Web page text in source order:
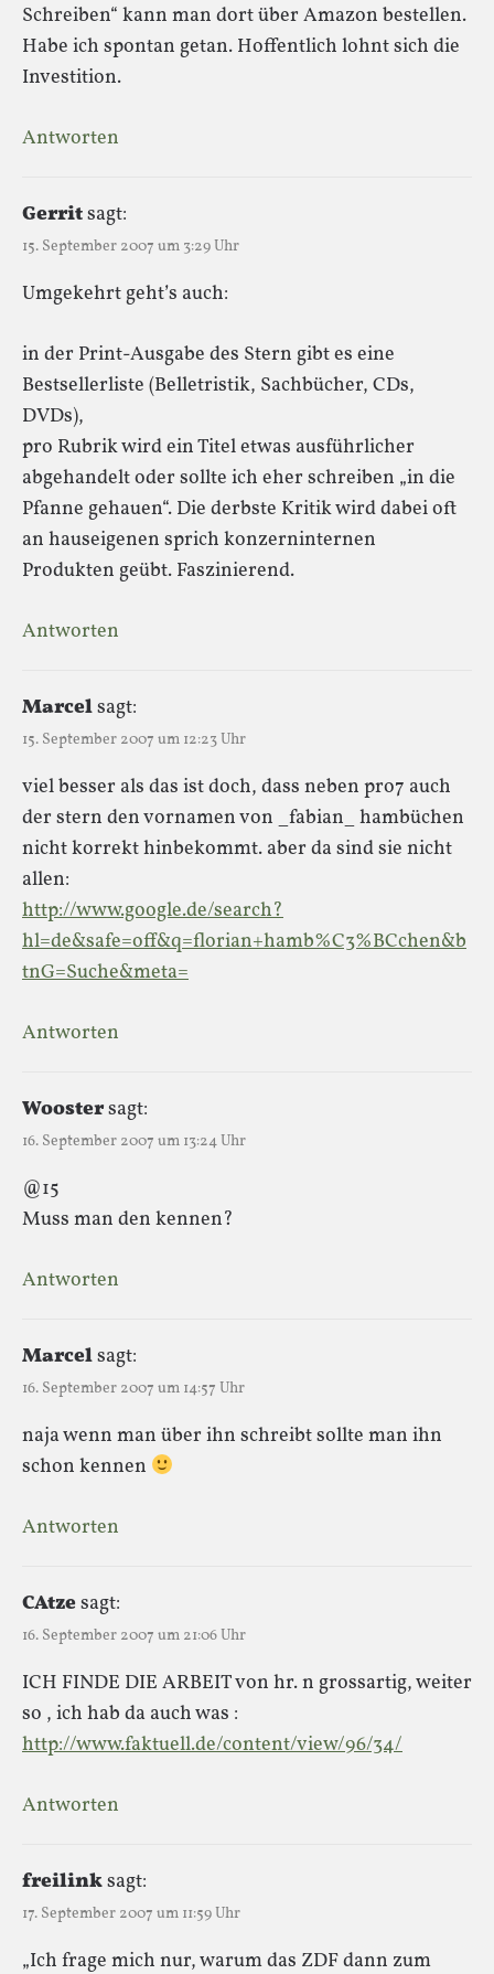
Schreiben“ kann man dort über Amazon bestellen.
Habe ich spontan getan. Hoffentlich lohnt sich die
Investition.
Antworten
Gerritsagt:
15. September 2007 um 3:29 Uhr
Umgekehrt geht’s auch:
in der Print-Ausgabe des Stern gibt es eine
Bestsellerliste (Belletristik, Sachbücher, CDs,
DVDs),
pro Rubrik wird ein Titel etwas ausführlicher
abgehandelt oder sollte ich eher schreiben „in die
Pfanne gehauen“. Die derbste Kritik wird dabei oft
an hauseigenen sprich konzerninternen
Produkten geübt. Faszinierend.
Antworten
Marcelsagt:
15. September 2007 um 12:23 Uhr
viel besser als das ist doch, dass neben pro7 auch
der stern den vornamen von _fabian_ hambüchen
nicht korrekt hinbekommt. aber da sind sie nicht
allen:
http://www.google.de/search?
hl=de&safe=off&q=florian+hamb%C3%BCchen&b
tnG=Suche&meta=
Antworten
Woostersagt:
16. September 2007 um 13:24 Uhr
@15
Muss man den kennen?
Antworten
Marcelsagt:
16. September 2007 um 14:57 Uhr
naja wenn man über ihn schreibt sollte man ihn
schon kennen
Antworten
CAtzesagt:
16. September 2007 um 21:06 Uhr
ICH FINDE DIE ARBEIT von hr. n grossartig, weiter
so , ich hab da auch was :
http://www.faktuell.de/content/view/96/34/
Antworten
freilinksagt:
17. September 2007 um 11:59 Uhr
„Ich frage mich nur, warum das ZDF dann zum